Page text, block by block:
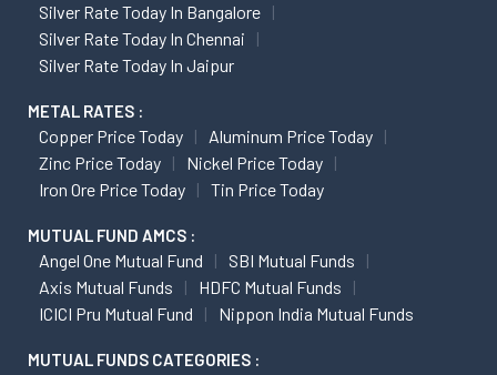
Silver Rate Today In Bangalore
Silver Rate Today In Chennai
Silver Rate Today In Jaipur
METAL RATES :
Copper Price Today
Aluminum Price Today
Zinc Price Today
Nickel Price Today
Iron Ore Price Today
Tin Price Today
MUTUAL FUND AMCS :
Angel One Mutual Fund
SBI Mutual Funds
Axis Mutual Funds
HDFC Mutual Funds
ICICI Pru Mutual Fund
Nippon India Mutual Funds
MUTUAL FUNDS CATEGORIES :